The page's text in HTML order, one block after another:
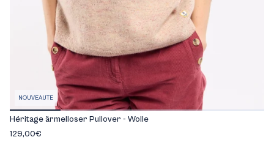
NOUVEAUTE
Héritage ärmelloser Pullover - Wolle
129,00€